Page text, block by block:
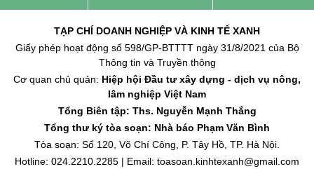
TẠP CHÍ DOANH NGHIỆP VÀ KINH TẾ XANH
Giấy phép hoạt động số 598/GP-BTTTT ngày 31/8/2021 của Bộ
Thông tin và Truyền thông
Cơ quan chủ quản: Hiệp hội Đầu tư xây dựng - dịch vụ nông,
lâm nghiệp Việt Nam
Tổng Biên tập: Ths. Nguyễn Mạnh Thắng
Tổng thư ký tòa soạn: Nhà báo Phạm Văn Bình
Tòa soạn: Số 120, Võ Chí Công, P. Tây Hồ, TP. Hà Nội.
Hotline: 024.2210.2285 | Email: toasoan.kinhtexanh@gmail.com